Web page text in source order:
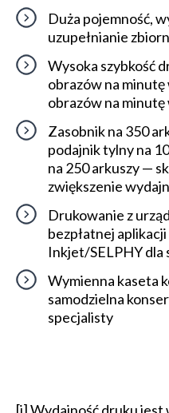
Duża pojemność,
uzupełnianie
Wysoka szybkość
obrazów na minutę
obrazów na minutę
Zasobnik na 350
podajnik tylny na
na 250 arkuszy —
zwiększenie
Drukowanie z
bezpłatnej
Inkjet/SELPHY dla
Wymienna kaseta
samodzielna
specjalisty